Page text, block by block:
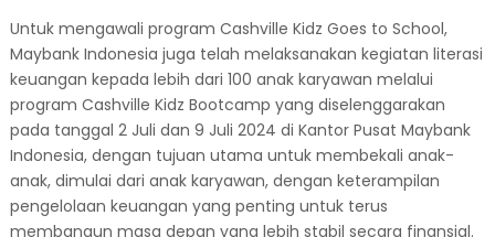
Untuk mengawali program Cashville Kidz Goes to School,
Maybank Indonesia juga telah melaksanakan kegiatan literasi
keuangan kepada lebih dari 100 anak karyawan melalui
program Cashville Kidz Bootcamp yang diselenggarakan
pada tanggal 2 Juli dan 9 Juli 2024 di Kantor Pusat Maybank
Indonesia, dengan tujuan utama untuk membekali anak-
anak, dimulai dari anak karyawan, dengan keterampilan
pengelolaan keuangan yang penting untuk terus
membangun masa depan yang lebih stabil secara finansial.